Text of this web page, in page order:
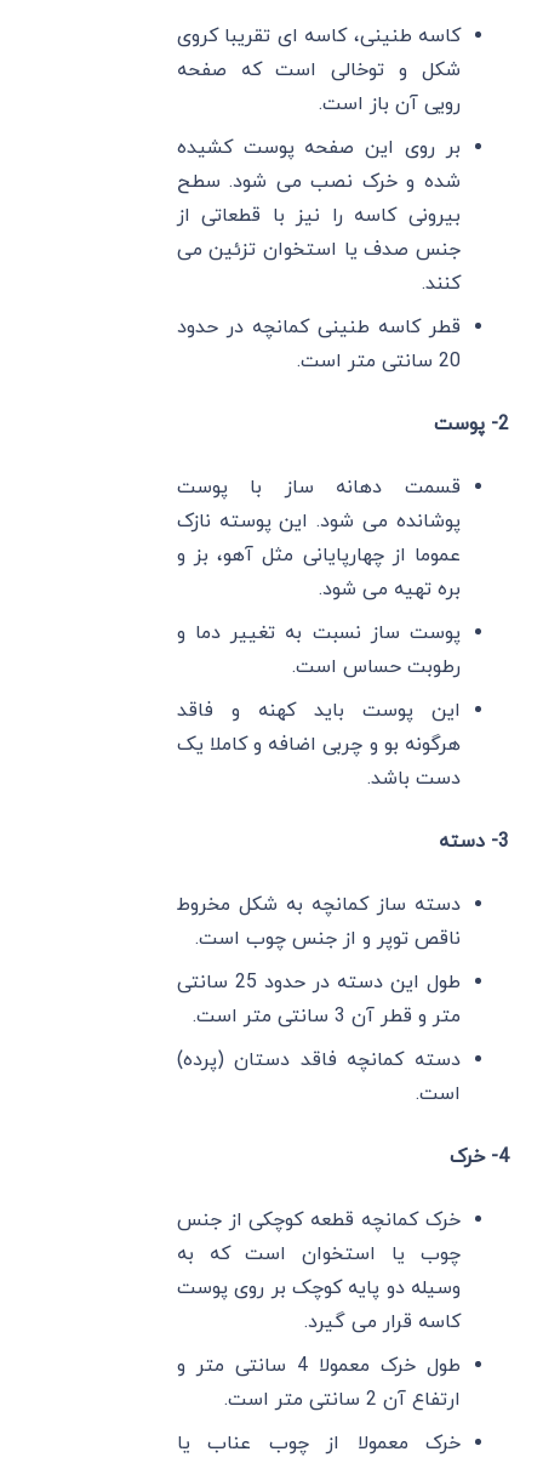
کاسه طنینی، کاسه ای تقریبا کروی
شکل و توخالی است که صفحه
رویی آن باز است.
بر روی این صفحه پوست کشیده
شده و خرک نصب می شود. سطح
بیرونی کاسه را نیز با قطعاتی از
جنس صدف یا استخوان تزئین می
کنند.
قطر کاسه طنینی کمانچه در حدود
20 سانتی متر است.
2- پوست
قسمت دهانه ساز با پوست
پوشانده می شود. این پوسته نازک
عموما از چهارپایانی مثل آهو، بز و
بره تهیه می شود.
پوست ساز نسبت به تغییر دما و
رطوبت حساس است.
این پوست باید کهنه و فاقد
هرگونه بو و چربی اضافه و کاملا یک
دست باشد.
3- دسته
دسته ساز کمانچه به شکل مخروط
ناقص توپر و از جنس چوب است.
طول این دسته در حدود 25 سانتی
متر و قطر آن 3 سانتی متر است.
دسته کمانچه فاقد دستان (پرده)
است.
4- خرک
خرک کمانچه قطعه کوچکی از جنس
چوب یا استخوان است که به
وسیله دو پایه کوچک بر روی پوست
کاسه قرار می گیرد.
طول خرک معمولا 4 سانتی متر و
ارتفاع آن 2 سانتی متر است.
خرک معمولا از چوب عناب یا